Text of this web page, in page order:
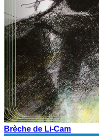
Brèche de Li-Cam